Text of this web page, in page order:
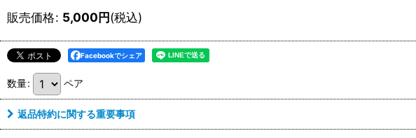
販売価格: 5,000円(税込)
Facebookでシェア
数量: ペア
返品特約に関する重要事項